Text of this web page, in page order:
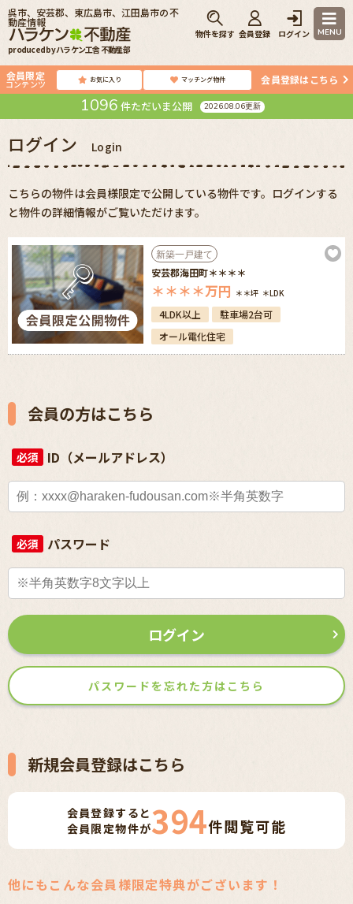
produced by ハラケン工舎 不動産部
呉市、安芸郡、東広島市、江田島市の不
動産情報
物件を探す 会員登録 ログイン MENU
会員限定
コンテンツ お気に入り マッチング物件 会員登録はこちら
1096 件ただいま公開 2026.08.06更新
ログイン Login
こちらの物件は会員様限定で公開している物件です。ログインする
と物件の詳細情報がご覧いただけます。
新築一戸建て
安芸郡海田町＊＊＊＊
＊＊＊＊万円 ＊＊坪 ＊LDK
4LDK以上
駐車場2台可
オール電化住宅
会員の方はこちら
必須 ID（メールアドレス）
必須 パスワード
ログイン
パスワードを忘れた方はこちら
新規会員登録はこちら
会員登録すると
会員限定物件が394件閲覧可能
他にもこんな会員様限定特典がございます！